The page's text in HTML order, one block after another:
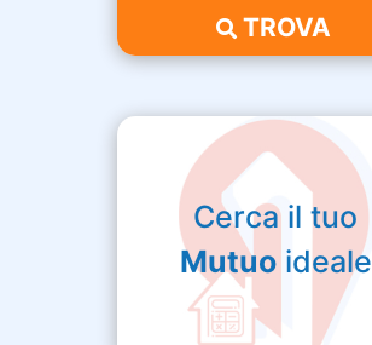
TROVA
Cerca il tuo
Mutuoideale